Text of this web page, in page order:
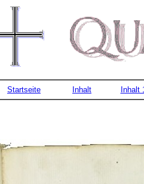
Startseite Inhalt Inhalt